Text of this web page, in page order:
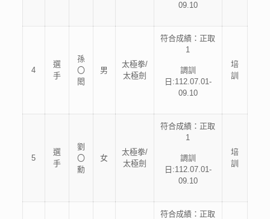
09.10
4
選
手
孫
〇
閎
男
太極拳/
太極劍
符合成績：正取
1
調訓
日:112.07.01-
09.10
培
訓
5
選
手
劉
〇
勳
女
太極拳/
太極劍
符合成績：正取
1
調訓
日:112.07.01-
09.10
培
訓
符合成績：正取